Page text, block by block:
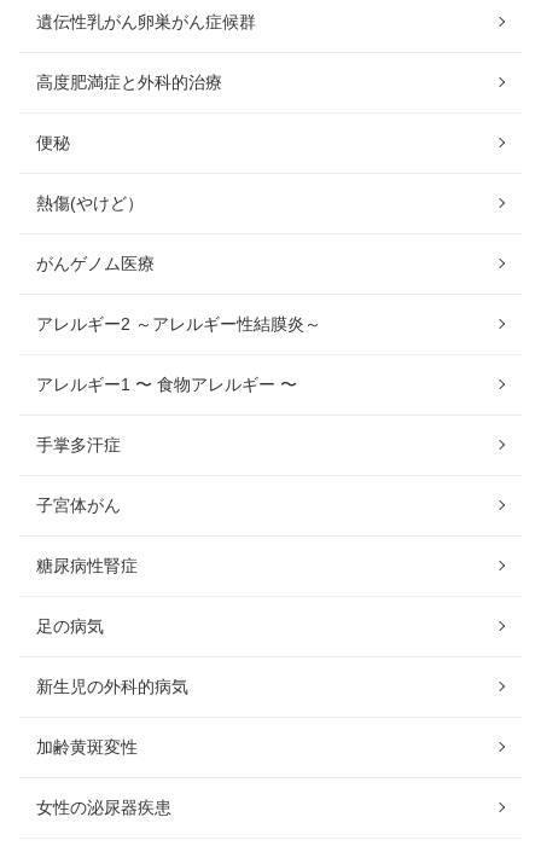
遺伝性乳がん卵巣がん症候群
高度肥満症と外科的治療
便秘
熱傷(やけど）
がんゲノム医療
アレルギー2 ～アレルギー性結膜炎～
アレルギー1 〜 食物アレルギー 〜
手掌多汗症
子宮体がん
糖尿病性腎症
足の病気
新生児の外科的病気
加齢黄斑変性
女性の泌尿器疾患